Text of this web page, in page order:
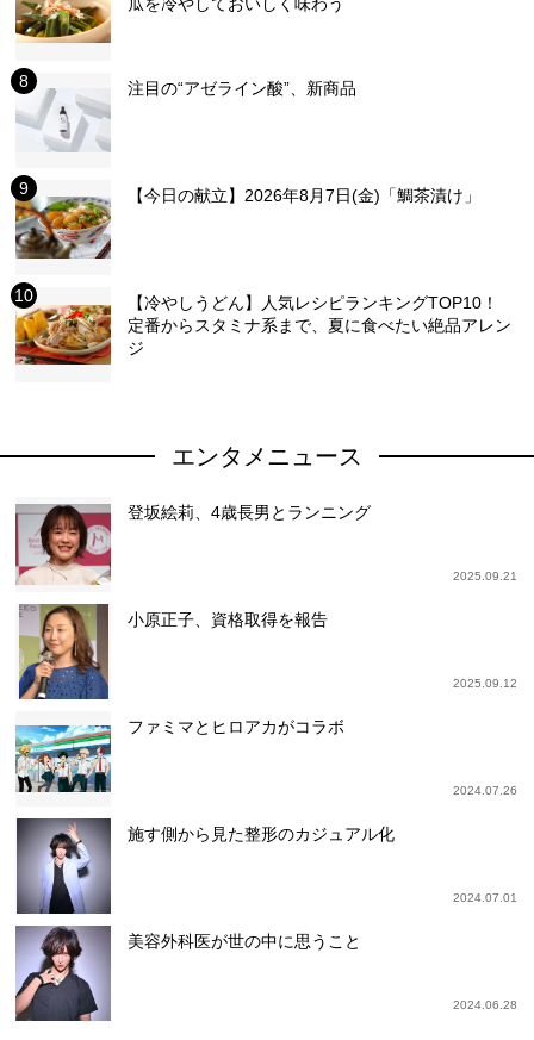
注目の“アゼライン酸”、新商品
【今日の献立】2026年8月7日(金)「鯛茶漬け」
【冷やしうどん】人気レシピランキングTOP10！
定番からスタミナ系まで、夏に食べたい絶品アレン
ジ
エンタメニュース
登坂絵莉、4歳長男とランニング
2025.09.21
小原正子、資格取得を報告
2025.09.12
ファミマとヒロアカがコラボ
2024.07.26
施す側から見た整形のカジュアル化
2024.07.01
美容外科医が世の中に思うこと
2024.06.28